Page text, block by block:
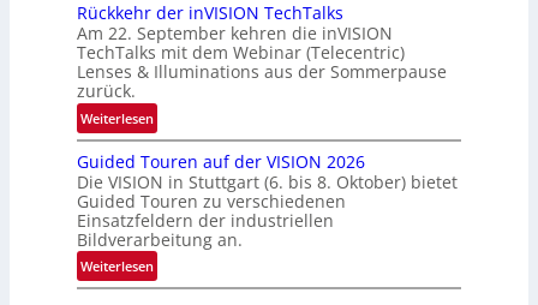
r
t
t
e
c
h
i
k
a
f
t
i
s
c
h
e
n
4
K
n
b
e
g
r
e
z
t
e
M
ö
g
Rückkehr der inVISION TechTalks
Am 22. September kehren die inVISION
TechTalks mit dem Webinar (Telecentric)
Lenses & Illuminations aus der Sommerpause
zurück.
Weiterlesen:
R
ü
c
k
k
e
h
Guided Touren auf der VISION 2026
Die VISION in Stuttgart (6. bis 8. Oktober) bietet
Guided Touren zu verschiedenen
Einsatzfeldern der industriellen
Bildverarbeitung an.
Weiterlesen:
G